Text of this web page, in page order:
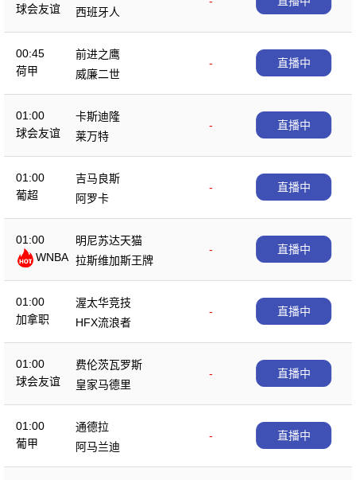
球会友谊
西班牙人
00:45
荷甲
前进之鹰
-
威廉二世
直播中
01:00
球会友谊
卡斯迪隆
-
莱万特
直播中
01:00
葡超
吉马良斯
-
阿罗卡
直播中
01:00
WNBA
明尼苏达天猫
-
拉斯维加斯王牌
直播中
01:00
加拿职
渥太华竞技
-
HFX流浪者
直播中
01:00
球会友谊
费伦茨瓦罗斯
-
皇家马德里
直播中
01:00
葡甲
通德拉
-
阿马兰迪
直播中